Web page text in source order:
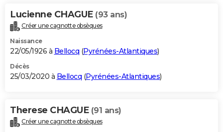
Lucienne CHAGUE (93 ans)
Créer une cagnotte obsèques
Naissance
22/05/1926 à Bellocq (Pyrénées-Atlantiques)
Décès
25/03/2020 à Bellocq (Pyrénées-Atlantiques)
Therese CHAGUE (91 ans)
Créer une cagnotte obsèques